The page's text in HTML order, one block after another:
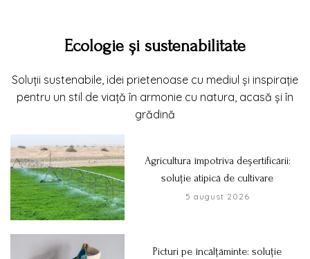
Ecologie și sustenabilitate
Soluții sustenabile, idei prietenoase cu mediul și inspirație
pentru un stil de viață în armonie cu natura, acasă și în
grădină
Agricultura împotriva deșertificării:
soluție atipică de cultivare
5 august 2026
Picturi pe încălțăminte: soluție